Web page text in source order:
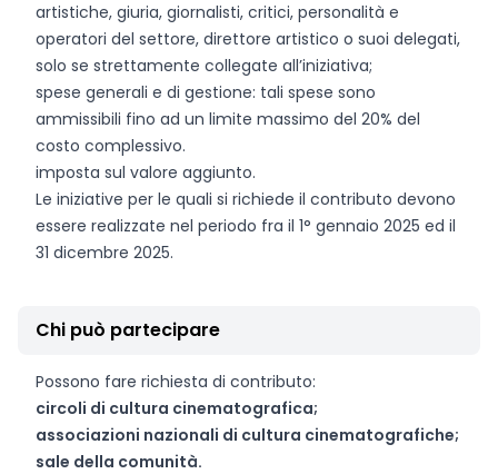
artistiche, giuria, giornalisti, critici, personalità e
operatori del settore, direttore artistico o suoi delegati,
solo se strettamente collegate all’iniziativa;
spese generali e di gestione: tali spese sono
ammissibili fino ad un limite massimo del 20% del
costo complessivo.
imposta sul valore aggiunto.
Le iniziative per le quali si richiede il contributo devono
essere realizzate nel periodo fra il 1° gennaio 2025 ed il
31 dicembre 2025.
Chi può partecipare
Possono fare richiesta di contributo:
circoli di cultura cinematografica;
associazioni nazionali di cultura cinematografiche;
sale della comunità.